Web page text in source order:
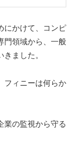
にかけて、コンピ
門領域から、一般
ました。
フィニーは何らか
業の監視から守る